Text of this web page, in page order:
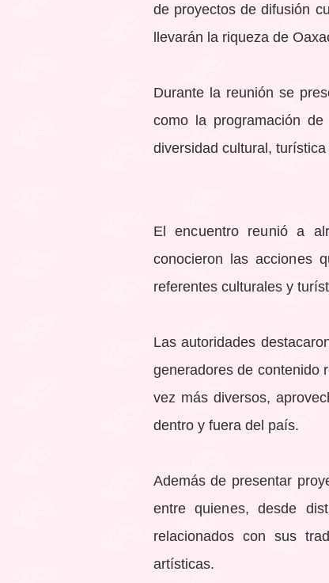
de proyectos de difusión
llevarán la riqueza de
Durante la reunión se
como la programación de
diversidad cultural,
El encuentro reunió a
conocieron las acciones
referentes culturales y
Las autoridades
generadores de contenido
vez más diversos,
dentro y fuera del país.
Además de presentar
entre quienes, desde
relacionados con sus
artísticas.